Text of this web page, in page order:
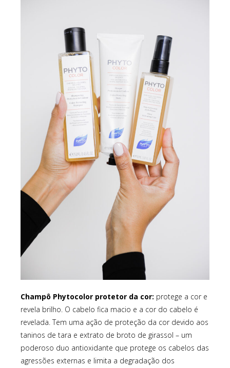
Champô Phytocolor protetor da cor: protege a cor e
revela brilho. O cabelo fica macio e a cor do cabelo é
revelada. Tem uma ação de proteção da cor devido aos
taninos de tara e extrato de broto de girassol – um
poderoso duo antioxidante que protege os cabelos das
agressões externas e limita a degradação dos